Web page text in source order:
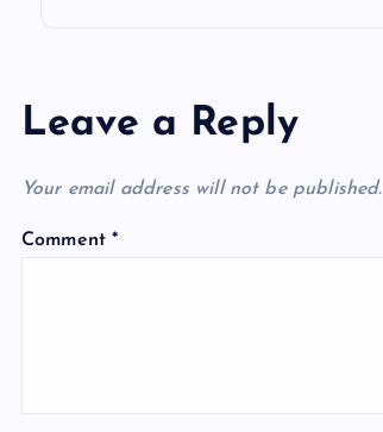
Leave a Reply
Your email address will not be published.
Comment*